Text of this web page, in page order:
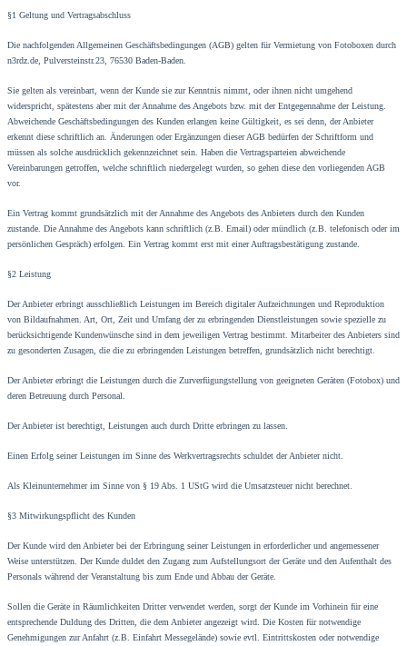
§1 Geltung und Vertragsabschluss
Die nachfolgenden Allgemeinen Geschäftsbedingungen (AGB) gelten für Vermietung von Fotoboxen durch
n3rdz.de, Pulversteinstr.23, 76530 Baden-Baden.
Sie gelten als vereinbart, wenn der Kunde sie zur Kenntnis nimmt, oder ihnen nicht umgehend
widerspricht, spätestens aber mit der Annahme des Angebots bzw. mit der Entgegennahme der Leistung.
Abweichende Geschäftsbedingungen des Kunden erlangen keine Gültigkeit, es sei denn, der Anbieter
erkennt diese schriftlich an. Änderungen oder Ergänzungen dieser AGB bedürfen der Schriftform und
müssen als solche ausdrücklich gekennzeichnet sein. Haben die Vertragsparteien abweichende
Vereinbarungen getroffen, welche schriftlich niedergelegt wurden, so gehen diese den vorliegenden AGB
vor.
Ein Vertrag kommt grundsätzlich mit der Annahme des Angebots des Anbieters durch den Kunden
zustande. Die Annahme des Angebots kann schriftlich (z.B. Email) oder mündlich (z.B. telefonisch oder im
persönlichen Gespräch) erfolgen. Ein Vertrag kommt erst mit einer Auftragsbestätigung zustande.
§2 Leistung
Der Anbieter erbringt ausschließlich Leistungen im Bereich digitaler Aufzeichnungen und Reproduktion
von Bildaufnahmen. Art, Ort, Zeit und Umfang der zu erbringenden Dienstleistungen sowie spezielle zu
berücksichtigende Kundenwünsche sind in dem jeweiligen Vertrag bestimmt. Mitarbeiter des Anbieters sind
zu gesonderten Zusagen, die die zu erbringenden Leistungen betreffen, grundsätzlich nicht berechtigt.
Der Anbieter erbringt die Leistungen durch die Zurverfügungstellung von geeigneten Geräten (Fotobox) und
deren Betreuung durch Personal.
Der Anbieter ist berechtigt, Leistungen auch durch Dritte erbringen zu lassen.
Einen Erfolg seiner Leistungen im Sinne des Werkvertragsrechts schuldet der Anbieter nicht.
Als Kleinunternehmer im Sinne von § 19 Abs. 1 UStG wird die Umsatzsteuer nicht berechnet.
§3 Mitwirkungspflicht des Kunden
Der Kunde wird den Anbieter bei der Erbringung seiner Leistungen in erforderlicher und angemessener
Weise unterstützen. Der Kunde duldet den Zugang zum Aufstellungsort der Geräte und den Aufenthalt des
Personals während der Veranstaltung bis zum Ende und Abbau der Geräte.
Sollen die Geräte in Räumlichkeiten Dritter verwendet werden, sorgt der Kunde im Vorhinein für eine
entsprechende Duldung des Dritten, die dem Anbieter angezeigt wird. Die Kosten für notwendige
Genehmigungen zur Anfahrt (z.B. Einfahrt Messegelände) sowie evtl. Eintrittskosten oder notwendige